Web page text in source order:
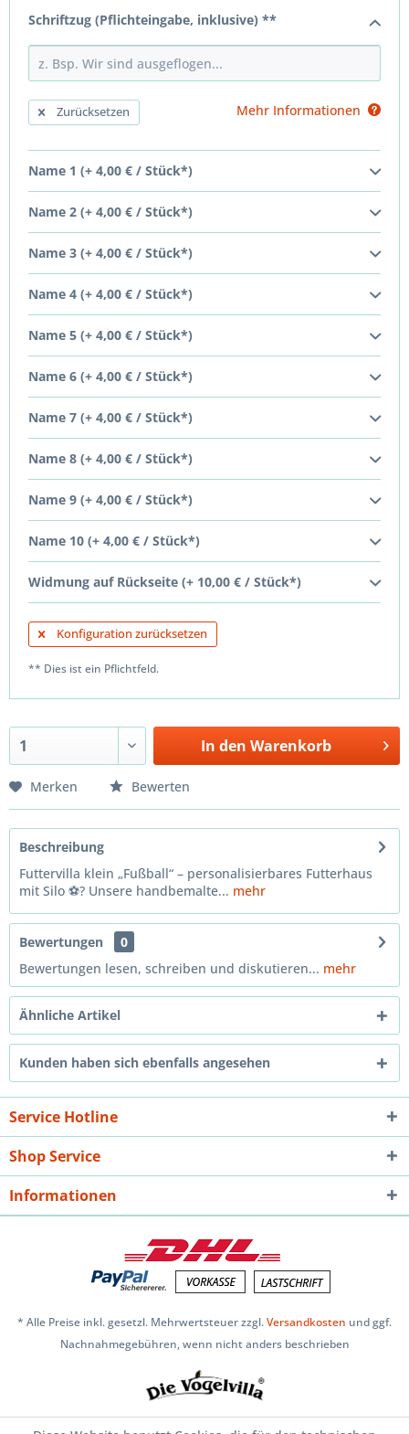
Schriftzug (Pflichteingabe, inklusive) **
Zurücksetzen Mehr Informationen
Name 1 (+ 4,00 € / Stück*)
Name 2 (+ 4,00 € / Stück*)
Name 3 (+ 4,00 € / Stück*)
Name 4 (+ 4,00 € / Stück*)
Name 5 (+ 4,00 € / Stück*)
Name 6 (+ 4,00 € / Stück*)
Name 7 (+ 4,00 € / Stück*)
Name 8 (+ 4,00 € / Stück*)
Name 9 (+ 4,00 € / Stück*)
Name 10 (+ 4,00 € / Stück*)
Widmung auf Rückseite (+ 10,00 € / Stück*)
Konfiguration zurücksetzen
** Dies ist ein Pflichtfeld.
In den Warenkorb
Merken Bewerten
Beschreibung
Futtervilla klein „Fußball“ – personalisierbares Futterhaus
mit Silo ⚽? Unsere handbemalte... mehr
Bewertungen
0
Bewertungen lesen, schreiben und diskutieren... mehr
Ähnliche Artikel
Kunden haben sich ebenfalls angesehen
Service Hotline
Shop Service
Informationen
* Alle Preise inkl. gesetzl. Mehrwertsteuer zzgl.Versandkosten und ggf.
Nachnahmegebühren, wenn nicht anders beschrieben